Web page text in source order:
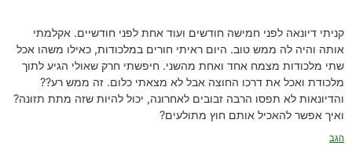
קניתי דיונאה לפני חמישה חודשים ועוד אחת לפני חודשיים. אקלמתי
אותה והיה לה ממש טוב. היום ראיתי חורים במלכודות, כאילו משהו אכל
שתי מלכודות מצמח אחד ואחת מהשני. חיפשתי חרק שאולי הגיע לתוך
מלכודת ואכל את דרכו החוצה אבל לא מצאתי כלום. זה ממש רע??
והדיונאות לא תפסו הרבה זבובים לאחרונה, יכול להיות שזה מתת תזונה?
ואיך אפשר להאכיל אותם חוץ מתולעים?
הגב